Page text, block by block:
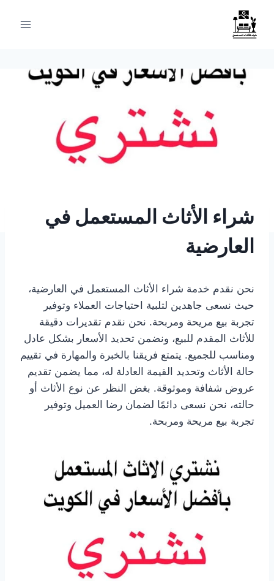
التجاوز
المحتوى
شراء الأثاث المستعمل في
العارضية
نحن نقدم خدمة شراء الأثاث المستعمل في العارضية،
حيث نسعى جاهدين لتلبية احتياجات العملاء وتوفير
تجربة بيع مريحة ومربحة. نحن نقدم تقديرات دقيقة
للأثاث المقدم للبيع، ونضمن تحديد الأسعار بشكل عادل
ومناسب للجميع. يتمتع فريقنا بالخبرة والمهارة في تقييم
حالة الأثاث وتحديد القيمة العادلة له، مما يضمن تقديم
عروض شفافة وموثوقة. بغض النظر عن نوع الأثاث أو
حالته، نحن نسعى دائمًا لضمان رضا العميل وتوفير
تجربة بيع مريحة ومربحة.